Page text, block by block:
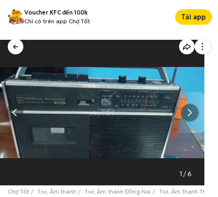
Voucher KFC đến 100k
Chỉ có trên app Chợ Tốt
Tải app
1 /6
Chợ Tốt Tivi, Âm thanh Tivi, Âm thanh Đồng Nai Tivi, Âm thanh